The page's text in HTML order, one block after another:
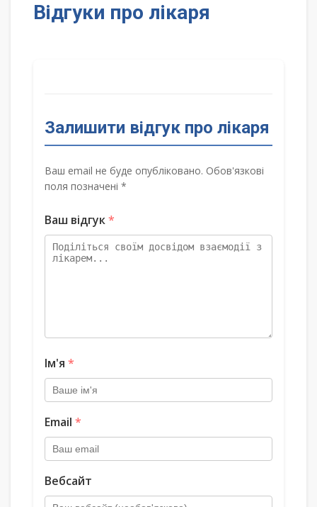
Відгуки про лікаря
Залишити відгук про лікаря
Ваш email не буде опубліковано. Обов'язкові
поля позначені *
Ваш відгук*
Ім'я *
Email *
Вебсайт